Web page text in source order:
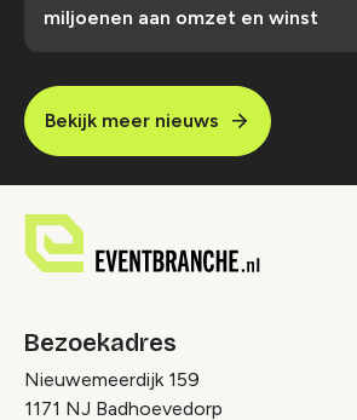
miljoenen aan omzet en winst
Bekijk meer nieuws
Bezoekadres
Nieuwemeerdijk 159
1171 NJ Badhoevedorp